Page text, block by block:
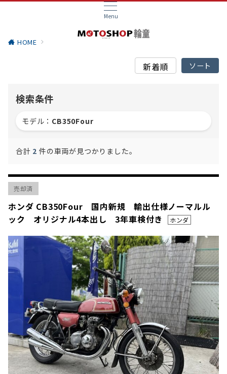
Menu
HOME
検索条件
モデル： CB350Four
合計 2 件の車両が見つかりました。
売却済
ホンダ CB350Four 国内新規 輸出仕様ノーマルル
ック オリジナル4本出し 3年車検付き
ホンダ